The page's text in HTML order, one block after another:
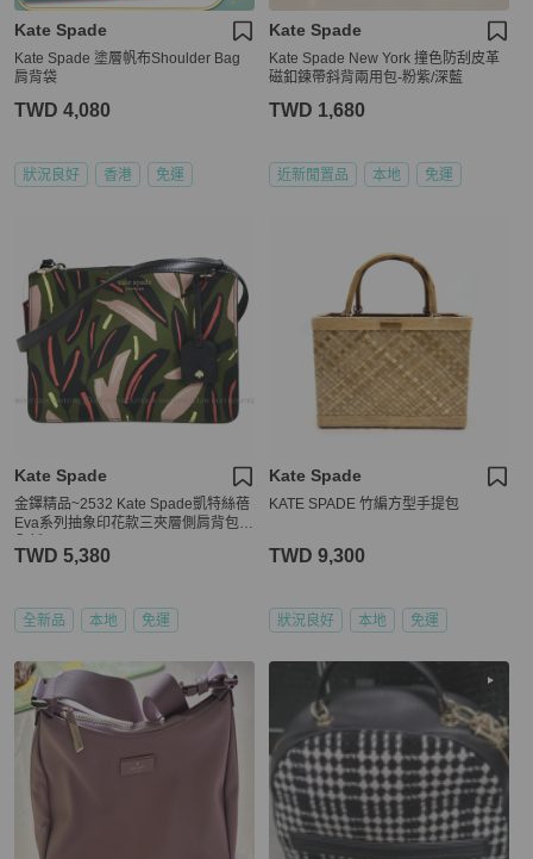
Kate Spade
Kate Spade 塗層帆布Shoulder Bag
肩背袋
TWD 4,080
狀況良好 香港 免運
Kate Spade
Kate Spade New York 撞色防刮皮革
磁釦鍊帶斜背兩用包-粉紫/深藍
TWD 1,680
近新閒置品 本地 免運
Kate Spade
金鐸精品~2532 Kate Spade凱特絲蓓
Eva系列抽象印花款三夾層側肩背包
TWD 5,380
全新品 本地 免運
Kate Spade
KATE SPADE 竹編方型手提包
TWD 9,300
狀況良好 本地 免運